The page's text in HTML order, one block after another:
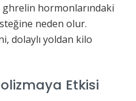
hormonlarındaki
neden olur.
dolaylı yoldan kilo
Etkisi